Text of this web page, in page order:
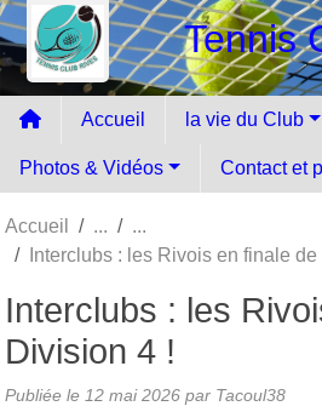
Tennis
Accueil la vie du Club
Photos & Vidéos Contact et
Accueil
Interclubs : les Rivois en finale
Interclubs : les
Division 4 !
Publiée le 12 mai 2026 par Tacoul38
Panneau de gestion des cookies